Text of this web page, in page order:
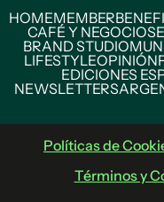
HOMEMEMBER
CAFÉ Y NEGOCIOS
BRAND STUDIO
LIFESTYLEOPINIÓN
EDICIONES
NEWSLETTERS
Políticas de
Términos y